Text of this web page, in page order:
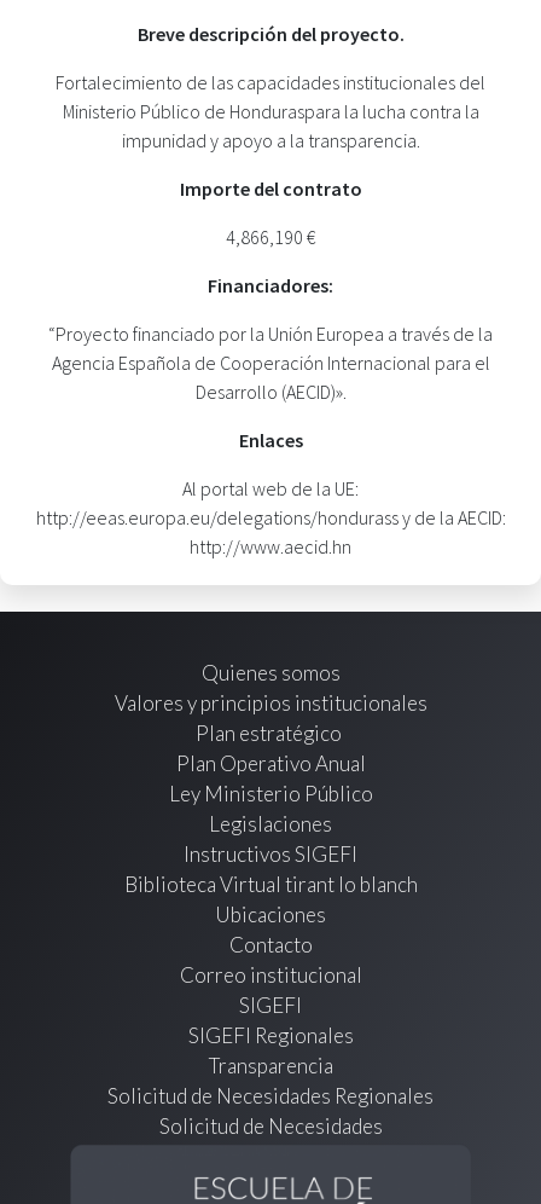
Breve descripción del proyecto.
Fortalecimiento de las capacidades institucionales del
Ministerio Público de Honduraspara la lucha contra la
impunidad y apoyo a la transparencia.
Importe del contrato
4,866,190 €
Financiadores:
“Proyecto financiado por la Unión Europea a través de la
Agencia Española de Cooperación Internacional para el
Desarrollo (AECID)».
Enlaces
Al portal web de la UE:
http://eeas.europa.eu/delegations/hondurass y de la AECID:
http://www.aecid.hn
Quienes somos
Valores y principios institucionales
Plan estratégico
Plan Operativo Anual
Ley Ministerio Público
Legislaciones
Instructivos SIGEFI
Biblioteca Virtual tirant lo blanch
Ubicaciones
Contacto
Correo institucional
SIGEFI
SIGEFI Regionales
Transparencia
Solicitud de Necesidades Regionales
Solicitud de Necesidades